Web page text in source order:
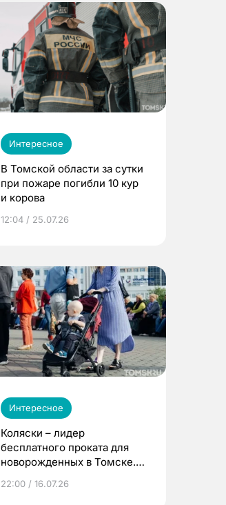
Интересное
В Томской области за сутки
при пожаре погибли 10 кур
и корова
12:04 / 25.07.26
Интересное
Коляски – лидер
бесплатного проката для
новорожденных в Томске.
22:00 / 16.07.26